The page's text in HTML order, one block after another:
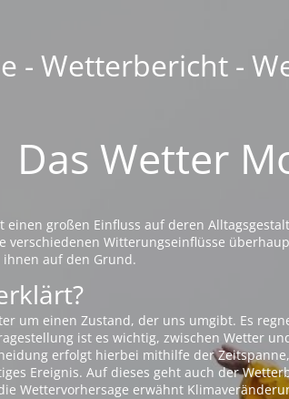
- Wetterbericht -
Das Wetter
großen Einfluss auf deren
verschiedenen Witterungseinflüsse
auf den Grund.
um einen Zustand, der uns umgibt. Es
ist es wichtig, zwischen Wetter
erfolgt hierbei mithilfe der
Ereignis. Auf dieses geht auch der
Wettervorhersage erwähnt